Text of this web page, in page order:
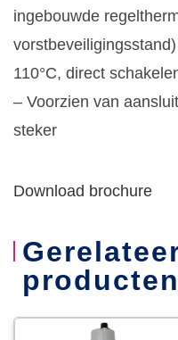
ingebouwde
110°C, direct
– Voorzien van
steker
Download brochure
producten